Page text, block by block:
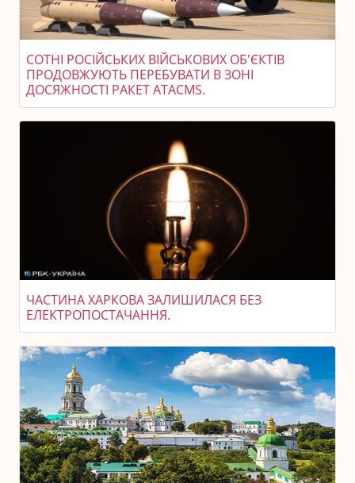
СОТНІ РОСІЙСЬКИХ ВІЙСЬКОВИХ ОБ'ЄКТІВ
ПРОДОВЖУЮТЬ ПЕРЕБУВАТИ В ЗОНІ
ДОСЯЖНОСТІ РАКЕТ ATACMS.
ЧАСТИНА ХАРКОВА ЗАЛИШИЛАСЯ БЕЗ
ЕЛЕКТРОПОСТАЧАННЯ.